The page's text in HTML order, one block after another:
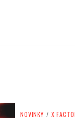
NOVINKY / X